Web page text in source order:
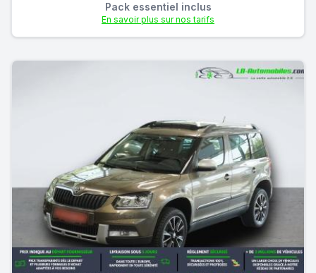
Pack essentiel inclus
En savoir plus sur nos tarifs